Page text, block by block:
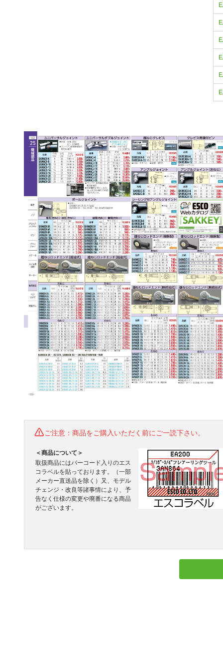
ご注意：商品をご購入いただく前にご一読下さい。
＜商品について＞
取扱商品にはバーコード入りのエス
コラベルを貼っております。（一部
メーカー直送品を除く）又、モデル
チェンジ・改良等諸事情により、予
告なく仕様の変更や廃番になる商品
がございます。